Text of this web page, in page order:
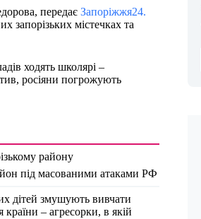
передає Запоріжжя24.
запорізьких містечках та
ходять школярі –
росіяни погрожують
району
під масованими атаками РФ
дітей змушують вивчати
країни – агресорки, в якій